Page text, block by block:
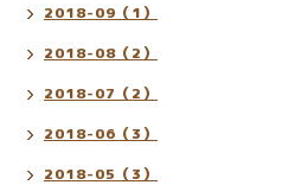
2018-09（1）
2018-08（2）
2018-07（2）
2018-06（3）
2018-05（3）